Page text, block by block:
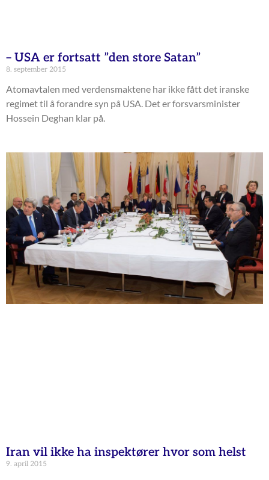
– USA er fortsatt ”den store Satan”
8. september 2015
Atomavtalen med verdensmaktene har ikke fått det iranske
regimet til å forandre syn på USA. Det er forsvarsminister
Hossein Deghan klar på.
Iran vil ikke ha inspektører hvor som helst
9. april 2015